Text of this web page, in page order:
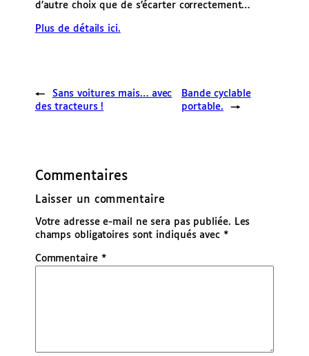
d’autre choix que de s’écarter correctement…
Plus de détails ici.
←
Sans voitures mais… avec
des tracteurs !
Bande cyclable
portable.
→
Commentaires
Laisser un commentaire
Votre adresse e-mail ne sera pas publiée.
Les
champs obligatoires sont indiqués avec *
Commentaire *